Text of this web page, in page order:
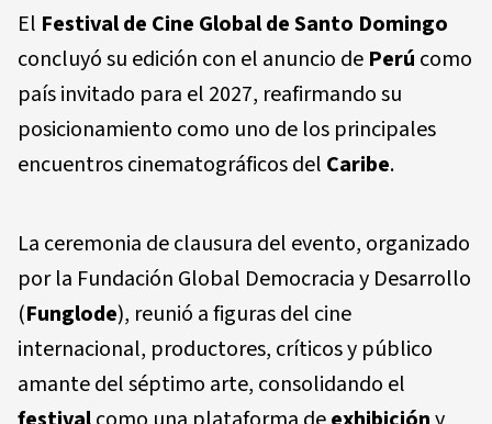
El Festival de Cine Global de Santo Domingo
concluyó su edición con el anuncio de Perú como
país invitado para el 2027, reafirmando su
posicionamiento como uno de los principales
encuentros cinematográficos del Caribe.
La ceremonia de clausura del evento, organizado
por la Fundación Global Democracia y Desarrollo
(Funglode), reunió a figuras del cine
internacional, productores, críticos y público
amante del séptimo arte, consolidando el